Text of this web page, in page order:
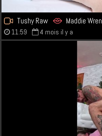
Tushy Raw Maddie Wren
11:59 4 mois il y a